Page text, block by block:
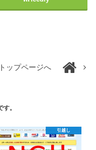
トップページへ
。
引越し